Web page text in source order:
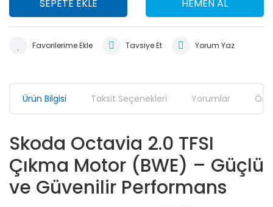
SEPETE EKLE HEMEN AL
Tavsiye Et Yorum Yaz
Ürün Bilgisi Taksit Seçenekleri Yorumlar
Skoda Octavia 2.0 TFSI
Çıkma Motor (BWE) – Güçlü
ve Güvenilir Performans